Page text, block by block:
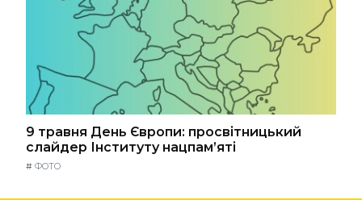
9 травня День Європи: просвітницький
слайдер Інституту нацпам’яті
# ФОТО